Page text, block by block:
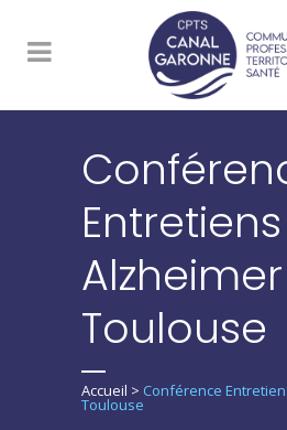
Entretiens
Alzheimer
Toulouse
Accueil > Conférence
Toulouse